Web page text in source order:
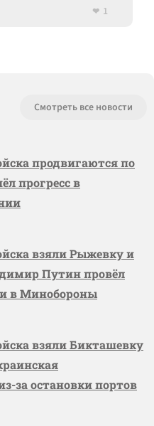
1
Смотреть все новости
продвигаются по
прогресс в
взяли Рыжевку и
Путин провёл
в Минобороны
взяли Бикташевку
за остановки портов